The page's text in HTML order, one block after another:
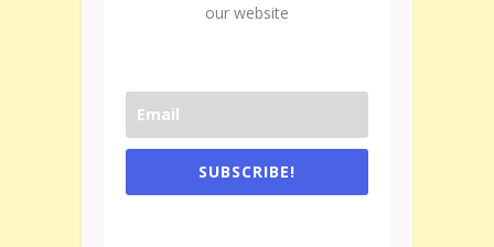
our website
SUBSCRIBE!